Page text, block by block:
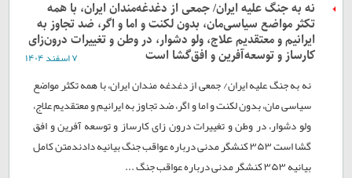
نه به جنگ علیه ایران/ جمعی از دغدغه‌مندان ایران، با همه
تکثر مواضع سیاسی‌مان، بدون لکنت و اما و اگر، ضد تجاوز به
ایرانیم و معتقدیم علاج، ولو دشوار، در وطن و تغییرات درون‌زای
کارساز و توسعه‌آفرین و افق‌گشا است ۷ اسفند ۱۴۰۴
نه به جنگ علیه ایران/ جمعی از دغدغه مندان ایران، با همه تکثر مواضع
سیاسی مان، بدون لکنت و اما و اگر، ضد تجاوز به ایرانیم و معتقدیم علاج،
ولو دشوار، در وطن و تغییرات درون زای کارساز و توسعه آفرین و افق
گشا است ۳۵۳ کنشگر مدنی درباره عواقب جنگ بیانیه دادندمتن کامل
بیانیه ۳۵۳ کنشگر مدنی درباره عواقب جنگ ...